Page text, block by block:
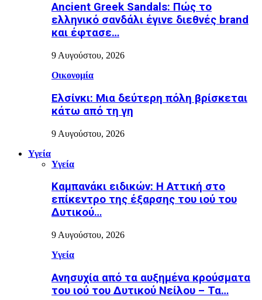
Ancient Greek Sandals: Πώς το
ελληνικό σανδάλι έγινε διεθνές brand
και έφτασε…
9 Αυγούστου, 2026
Οικονομία
Ελσίνκι: Mια δεύτερη πόλη βρίσκεται
κάτω από τη γη
9 Αυγούστου, 2026
Υγεία
Υγεία
Καμπανάκι ειδικών: Η Αττική στο
επίκεντρο της έξαρσης του ιού του
Δυτικού…
9 Αυγούστου, 2026
Υγεία
Ανησυχία από τα αυξημένα κρούσματα
του ιού του Δυτικού Νείλου – Τα…